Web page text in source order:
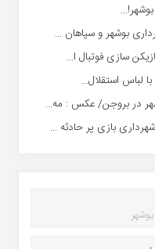
بوشهر و سپاهان ...
سازی فوتبال ا...
لباس استقلال...
در بروجن/ عکس : مه...
بازی پر حادثه ...